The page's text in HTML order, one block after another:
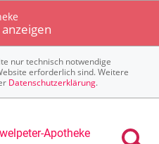
nur technisch notwendige
erforderlich sind. Weitere
Datenschutzerklärung.